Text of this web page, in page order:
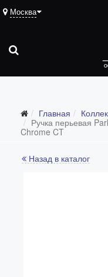
Москва
Главная
Ручка перьевая
Chrome CT
Назад в каталог
Все коллекции
Ingenuity (от
Parker 51 (от